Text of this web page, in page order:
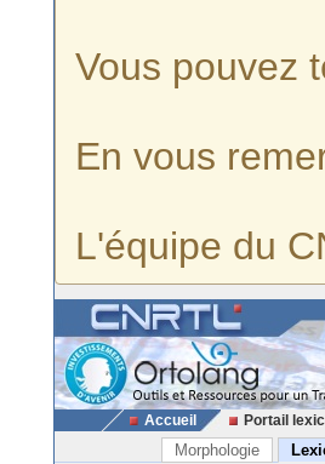
Vous pouvez
En vous
L'équipe du
Accueil Portail
Morphologie